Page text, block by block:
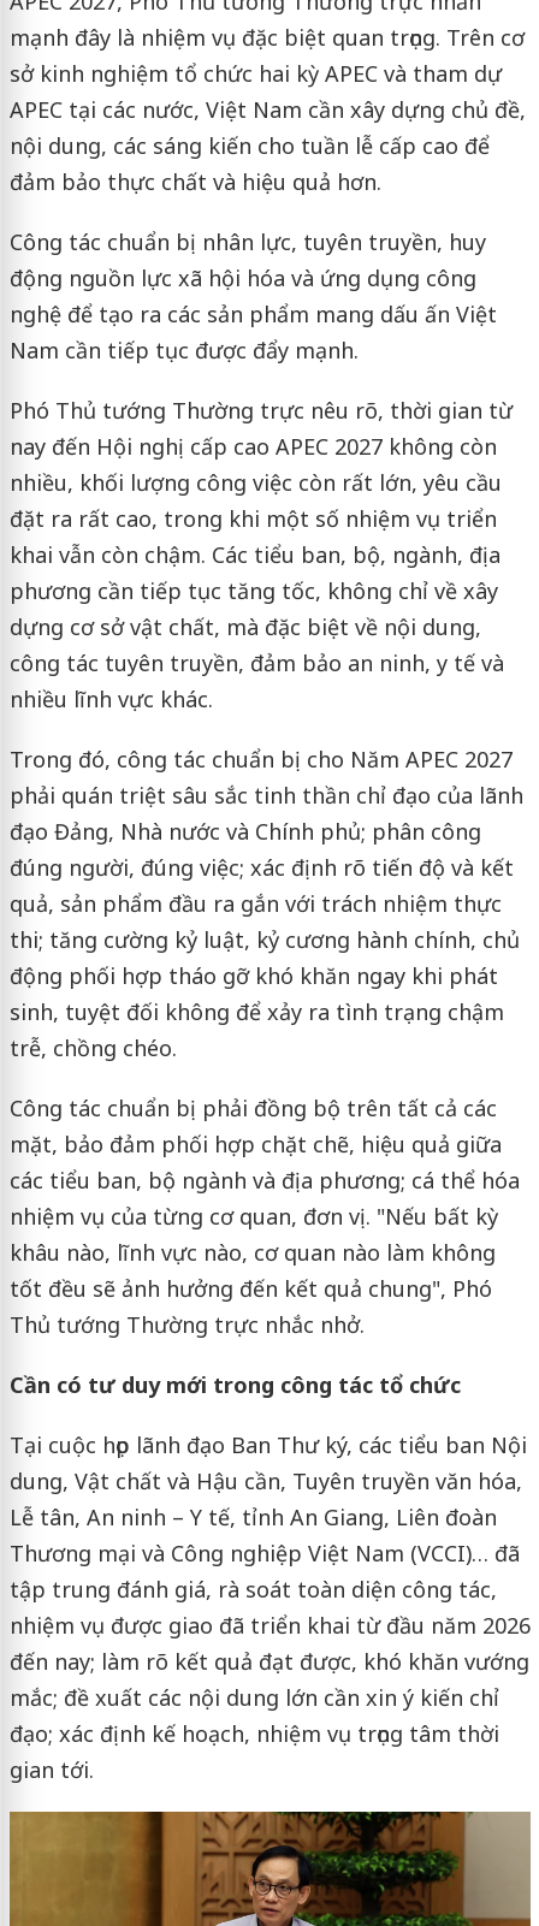
mạnh đây là nhiệm vụ đặc biệt quan trọng. Trên cơ
sở kinh nghiệm tổ chức hai kỳ APEC và tham dự
APEC tại các nước, Việt Nam cần xây dựng chủ đề,
nội dung, các sáng kiến cho tuần lễ cấp cao để
đảm bảo thực chất và hiệu quả hơn.
Công tác chuẩn bị nhân lực, tuyên truyền, huy
động nguồn lực xã hội hóa và ứng dụng công
nghệ để tạo ra các sản phẩm mang dấu ấn Việt
Nam cần tiếp tục được đẩy mạnh.
Phó Thủ tướng Thường trực nêu rõ, thời gian từ
nay đến Hội nghị cấp cao APEC 2027 không còn
nhiều, khối lượng công việc còn rất lớn, yêu cầu
đặt ra rất cao, trong khi một số nhiệm vụ triển
khai vẫn còn chậm. Các tiểu ban, bộ, ngành, địa
phương cần tiếp tục tăng tốc, không chỉ về xây
dựng cơ sở vật chất, mà đặc biệt về nội dung,
công tác tuyên truyền, đảm bảo an ninh, y tế và
nhiều lĩnh vực khác.
Trong đó, công tác chuẩn bị cho Năm APEC 2027
phải quán triệt sâu sắc tinh thần chỉ đạo của lãnh
đạo Đảng, Nhà nước và Chính phủ; phân công
đúng người, đúng việc; xác định rõ tiến độ và kết
quả, sản phẩm đầu ra gắn với trách nhiệm thực
thi; tăng cường kỷ luật, kỷ cương hành chính, chủ
động phối hợp tháo gỡ khó khăn ngay khi phát
sinh, tuyệt đối không để xảy ra tình trạng chậm
trễ, chồng chéo.
Công tác chuẩn bị phải đồng bộ trên tất cả các
mặt, bảo đảm phối hợp chặt chẽ, hiệu quả giữa
các tiểu ban, bộ ngành và địa phương; cá thể hóa
nhiệm vụ của từng cơ quan, đơn vị. "Nếu bất kỳ
khâu nào, lĩnh vực nào, cơ quan nào làm không
tốt đều sẽ ảnh hưởng đến kết quả chung", Phó
Thủ tướng Thường trực nhắc nhở.
Cần có tư duy mới trong công tác tổ chức
Tại cuộc họp lãnh đạo Ban Thư ký, các tiểu ban Nội
dung, Vật chất và Hậu cần, Tuyên truyền văn hóa,
Lễ tân, An ninh – Y tế, tỉnh An Giang, Liên đoàn
Thương mại và Công nghiệp Việt Nam (VCCI)… đã
tập trung đánh giá, rà soát toàn diện công tác,
nhiệm vụ được giao đã triển khai từ đầu năm 2026
đến nay; làm rõ kết quả đạt được, khó khăn vướng
mắc; đề xuất các nội dung lớn cần xin ý kiến chỉ
đạo; xác định kế hoạch, nhiệm vụ trọng tâm thời
gian tới.